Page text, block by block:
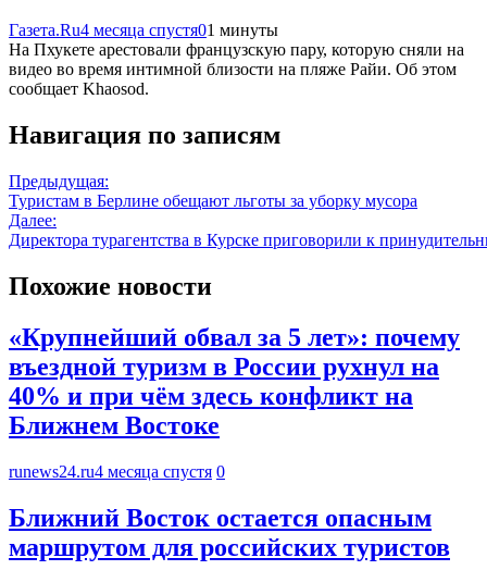
Газета.Ru4 месяца спустя01 минуты
На Пхукете арестовали французскую пару, которую сняли на
видео во время интимной близости на пляже Райи. Об этом
сообщает Khaosod.
Навигация по записям
Предыдущая:
Туристам в Берлине обещают льготы за уборку мусора
Далее:
Директора турагентства в Курске приговорили к
Похожие новости
«Крупнейший обвал за 5 лет»: почему
въездной туризм в России рухнул на
40% и при чём здесь конфликт на
Ближнем Востоке
runews24.ru4 месяца спустя 0
Ближний Восток остается опасным
маршрутом для российских туристов